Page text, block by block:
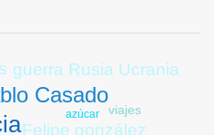
Casado
Felipe gonzález
guerra Rusia Ucrania
viajes
azúcar